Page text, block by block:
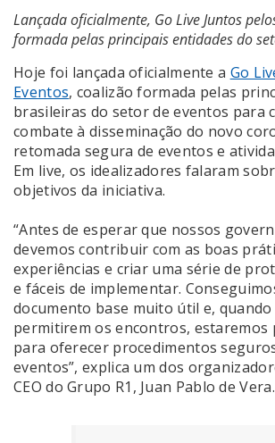
Lançada oficialmente, Go Live Juntos
formada pelas principais entidades do
Hoje foi lançada oficialmente a Go
Eventos, coalizão formada pelas
brasileiras do setor de eventos para
combate à disseminação do novo
retomada segura de eventos e
Em live, os idealizadores falaram
objetivos da iniciativa.
“Antes de esperar que nossos
devemos contribuir com as boas
experiências e criar uma série de
e fáceis de implementar.
documento base muito útil e,
permitirem os encontros, estaremos
para oferecer procedimentos
eventos”, explica um dos
CEO do Grupo R1, Juan Pablo de Vera.